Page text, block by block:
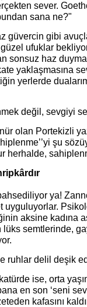
sever.
sana ne?"
gibi
ufuklar
sonsuz haz
yaklaşmasına
yerlerde
değil, sevgiyi
olan Portekizli
şu
herhalde,
ya!
aksine kadına
semtlerinde,
ruhlar delil deşik
ise, orta
en son ‘seni
kafasını